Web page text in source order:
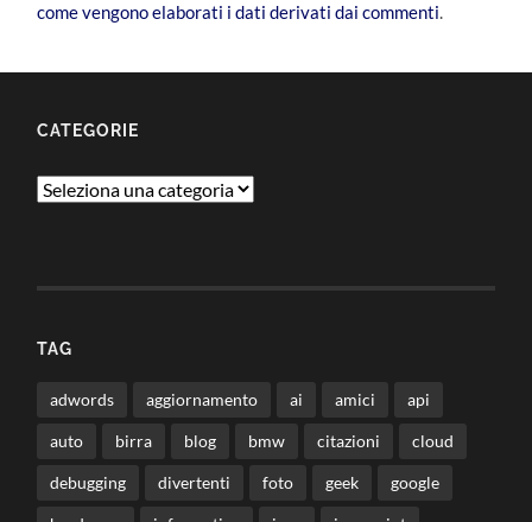
come vengono elaborati i dati derivati dai commenti.
CATEGORIE
Categorie
TAG
adwords aggiornamento ai amici api
auto birra blog bmw citazioni cloud
debugging divertenti foto geek google